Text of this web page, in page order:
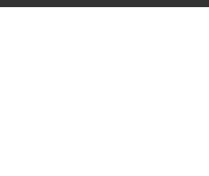
Signaler une